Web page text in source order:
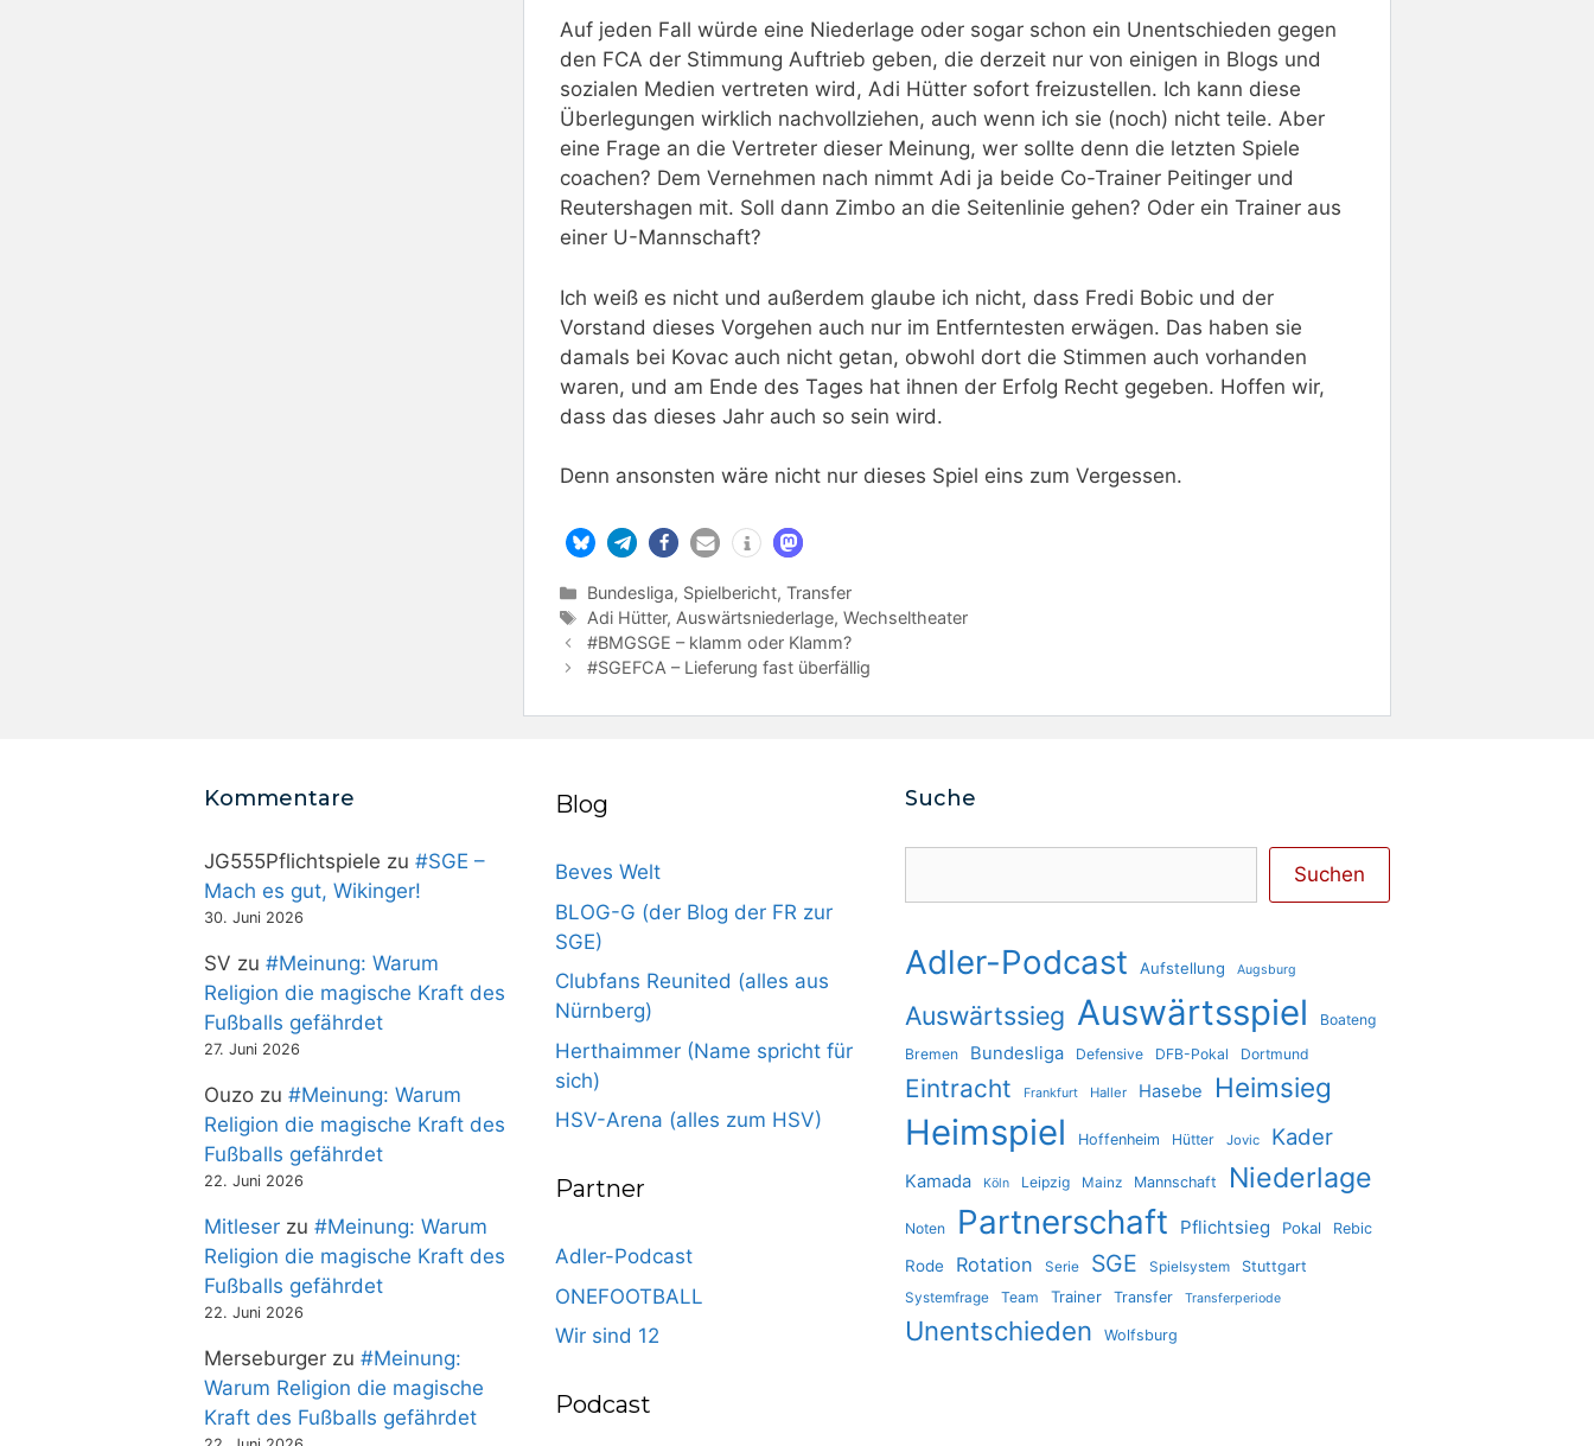
Auf jeden Fall würde eine Niederlage oder sogar schon ein Unentschieden gegen
den FCA der Stimmung Auftrieb geben, die derzeit nur von einigen in Blogs und
sozialen Medien vertreten wird, Adi Hütter sofort freizustellen. Ich kann diese
Überlegungen wirklich nachvollziehen, auch wenn ich sie (noch) nicht teile. Aber
eine Frage an die Vertreter dieser Meinung, wer sollte denn die letzten Spiele
coachen? Dem Vernehmen nach nimmt Adi ja beide Co-Trainer Peitinger und
Reutershagen mit. Soll dann Zimbo an die Seitenlinie gehen? Oder ein Trainer aus
einer U-Mannschaft?
Ich weiß es nicht und außerdem glaube ich nicht, dass Fredi Bobic und der
Vorstand dieses Vorgehen auch nur im Entferntesten erwägen. Das haben sie
damals bei Kovac auch nicht getan, obwohl dort die Stimmen auch vorhanden
waren, und am Ende des Tages hat ihnen der Erfolg Recht gegeben. Hoffen wir,
dass das dieses Jahr auch so sein wird.
Denn ansonsten wäre nicht nur dieses Spiel eins zum Vergessen.
Kategorien
Bundesliga, Spielbericht,Transfer
Schlagwörter
Adi Hütter, Auswärtsniederlage,Wechseltheater
#BMGSGE – klamm oder Klamm?
#SGEFCA – Lieferung fast überfällig
Kommentare
JG555Pflichtspiele zu #SGE –
Mach es gut, Wikinger!
30. Juni 2026
SV zu #Meinung: Warum
Religion die magische Kraft des
Fußballs gefährdet
27. Juni 2026
Ouzo zu #Meinung: Warum
Religion die magische Kraft des
Fußballs gefährdet
22. Juni 2026
Mitleser zu #Meinung: Warum
Religion die magische Kraft des
Fußballs gefährdet
22. Juni 2026
Merseburger zu #Meinung:
Warum Religion die magische
Kraft des Fußballs gefährdet
Blog
Beves Welt
BLOG-G (der Blog der FR zur
SGE)
Clubfans Reunited (alles aus
Nürnberg)
Herthaimmer (Name spricht für
sich)
HSV-Arena (alles zum HSV)
Partner
Adler-Podcast
ONEFOOTBALL
Wir sind 12
Podcast
Suche
Suchen
Adler-Podcast Aufstellung Augsburg
Auswärtssieg Auswärtsspiel
Boateng
Bremen
Bundesliga Defensive DFB-Pokal Dortmund
Eintracht Frankfurt Haller Hasebe Heimsieg
Heimspiel Hoffenheim Hütter Jovic Kader
Kamada Köln Leipzig Mainz Mannschaft Niederlage
Noten Partnerschaft Pflichtsieg Pokal Rebic
Rode Rotation Serie SGE Spielsystem Stuttgart
Systemfrage Team Trainer Transfer Transferperiode
Unentschieden Wolfsburg